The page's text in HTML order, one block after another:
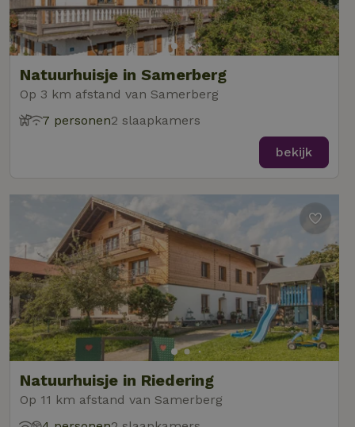
Natuurhuisje in Samerberg
Op 3 km afstand van Samerberg
7 personen2 slaapkamers
bekijk
Natuurhuisje in Riedering
Op 11 km afstand van Samerberg